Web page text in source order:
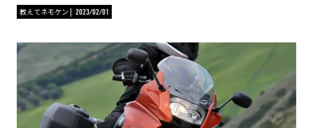
教えてネモケン
2023/02/01